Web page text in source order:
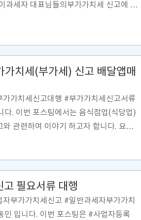
과세자 대표님들의부가가치세 신고에 대
득세 신고에 영향을 미치므로꼼꼼히 신
다.연 1회만 신고를 합니다.​​​​​​​​​​​​​​​​[ 부가가치세
치세(부가세) 신고 배달앱매
가치세신고대행 #부가가치세신고서류
. 이번 포스팅에서는 음식점업(식당업)
관련하여 이야기 하고자 합니다. 요새
악도 어려워졌습니다. 부가가치세 신
배달앱 사장님 사이트에서 매출내역을 확
매출 확인 ] [ 배달의 민족 ] https://ceo.
프서비스 > 주문정..
필요서류 대행
부가가치세신고 #일반과세자부가가치
입니다. 이번 포스팅은 #사업자등록